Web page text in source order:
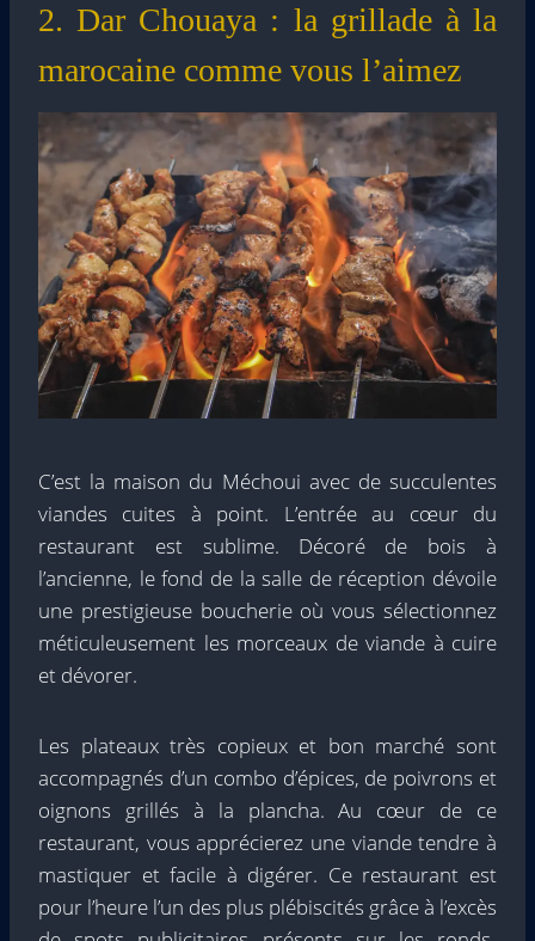
2. Dar Chouaya : la grillade à la
marocaine comme vous l’aimez
C’est la maison du Méchoui avec de succulentes
viandes cuites à point. L’entrée au cœur du
restaurant est sublime. Décoré de bois à
l’ancienne, le fond de la salle de réception dévoile
une prestigieuse boucherie où vous sélectionnez
méticuleusement les morceaux de viande à cuire
et dévorer.
Les plateaux très copieux et bon marché sont
accompagnés d’un combo d’épices, de poivrons et
oignons grillés à la plancha. Au cœur de ce
restaurant, vous apprécierez une viande tendre à
mastiquer et facile à digérer. Ce restaurant est
pour l’heure l’un des plus plébiscités grâce à l’excès